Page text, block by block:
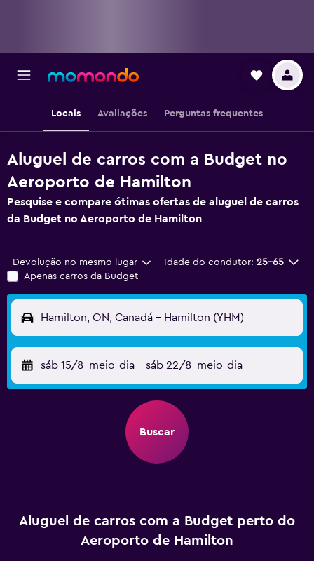
Locais Avaliações Perguntas frequentes
Aluguel de carros com a Budget no
Aeroporto de Hamilton
Pesquise e compare ótimas ofertas de aluguel de carros
da Budget no Aeroporto de Hamilton
Devolução no mesmo lugar Idade do condutor: 25-65
Apenas carros da Budget
Hamilton, ON, Canadá - Hamilton (YHM)
sáb 15/8 meio-dia - sáb 22/8 meio-dia
Buscar
Aluguel de carros com a Budget perto do
Aeroporto de Hamilton